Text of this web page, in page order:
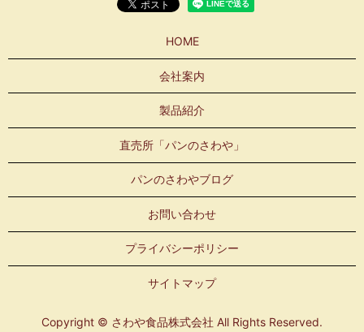
HOME
会社案内
製品紹介
直売所「パンのさわや」
パンのさわやブログ
お問い合わせ
プライバシーポリシー
サイトマップ
Copyright © さわや食品株式会社 All Rights Reserved.